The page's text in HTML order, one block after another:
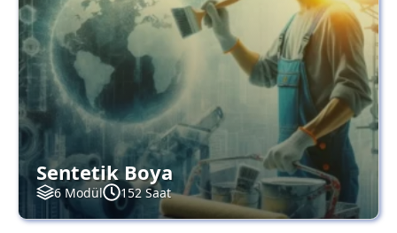
Sentetik Boya
6 Modül 152 Saat